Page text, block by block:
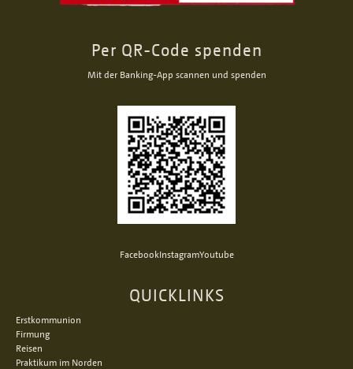
Per QR-Code spenden
Mit der Banking-App scannen und spenden
FacebookInstagramYoutube
QUICKLINKS
Erstkommunion
Firmung
Reisen
Praktikum im Norden